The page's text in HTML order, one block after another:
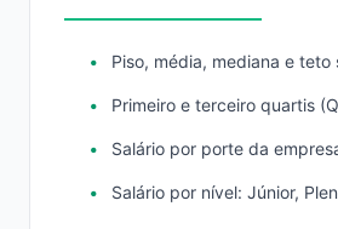
Piso, média, mediana e teto
Primeiro e terceiro quartis
Salário por porte da
Salário por nível: Júnior,